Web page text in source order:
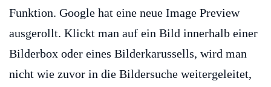
Funktion. Google hat eine neue Image Preview
ausgerollt. Klickt man auf ein Bild innerhalb einer
Bilderbox oder eines Bilderkarussells, wird man
nicht wie zuvor in die Bildersuche weitergeleitet,